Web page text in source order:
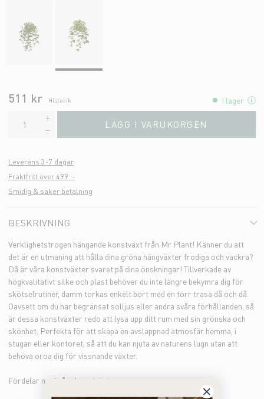
511 kr Historik I lager
LÄGG I VARUKORGEN
Leverans 3-7 dagar
Fraktfritt över 499 :-
Smidig & säker betalning
BESKRIVNING
Verklighetstrogen hängande konstväxt från Mr Plant! Känner du att
det är en utmaning att hålla dina gröna hängväxter frodiga och vackra?
Då är våra konstväxter svaret på dina önskningar! Tillverkade av
högkvalitativt silke och plast behöver du inte längre bekymra dig för
skötselrutiner, damm torkas enkelt bort med en torr trasa då och då.
Oavsett om du har begränsat solljus eller andra svåra förhållanden, så
är dessa konstväxter redo att lysa upp ditt rum med sin grönska och
skönhet. Perfekta för att skapa en avslappnad atmosfär hemma, i
stugan eller kontoret, så att du kan njuta av naturens lugn utan att
behöva oroa dig för vissnande växter.
Fördelar med våra konstväxter: